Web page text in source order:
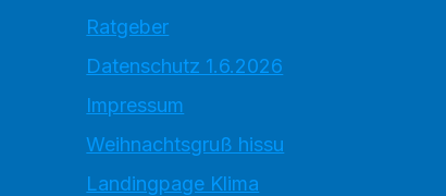
Ratgeber
Datenschutz 1.6.2026
Impressum
Weihnachtsgruß hissu
Landingpage Klima